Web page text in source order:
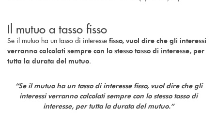
Il mutuo a tasso fisso
Se il mutuo ha un tasso di interesse fisso, vuol dire che gli interessi
verranno calcolati sempre con lo stesso tasso di interesse, per
tutta la durata del mutuo.
“Se il mutuo ha un tasso di interesse fisso, vuol dire che gli
interessi verranno calcolati sempre con lo stesso tasso di
interesse, per tutta la durata del mutuo.”